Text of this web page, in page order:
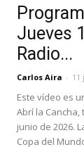
Jueves
Radio...
Carlos Aira - 11
Este vídeo es
Abrí la
junio de 2026.
Copa del